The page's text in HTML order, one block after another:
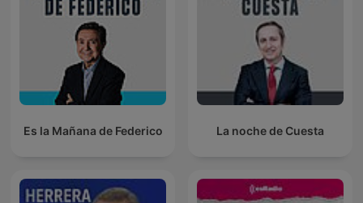
Es la Mañana de Federico La noche de Cuesta